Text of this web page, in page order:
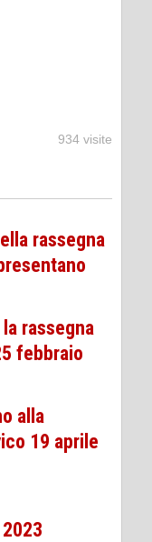
934 visite
rassegna
rassegna
febbraio
alla
19 aprile